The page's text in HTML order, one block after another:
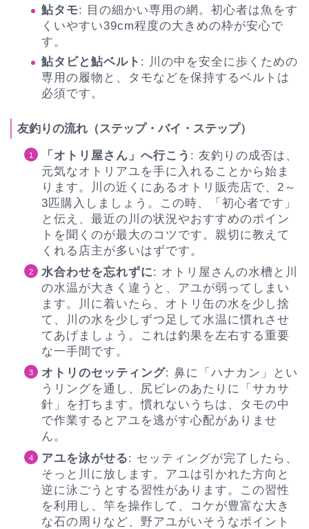
鮎タモ: 目の細かい専用の網。初心者は魚をす
くいやすい39cm程度の大きめの枠が安心で
す。
鮎タビと鮎ベルト : 川の中を安全に歩くための
専用の履物と、タモなどを保持するベルトは
必須です。
友釣りの流れ（ステップ・バイ・ステップ）
「オトリ屋さん」へ行こう : 友釣りの成否は、
元気なオトリアユを手に入れることから始ま
ります。川の近くにあるオトリ販売店で、2～
3匹購入しましょう。この時、「初心者です」
と伝え、最近の川の状況やおすすめのポイン
トを聞くのが最大のコツです。親切に教えて
くれる店主が多いはずです。
水合わせを忘れずに: オトリ屋さんの水槽と川
の水温が大きく違うと、アユが弱ってしまい
ます。川に着いたら、オトリ缶の水を少し捨
て、川の水を少しずつ足して水温に慣れさせ
てあげましょう。これは釣果を左右する重要
な一手間です。
オトリのセッティング: 鼻に「ハナカン」とい
うリングを通し、尻ビレのあたりに「サカサ
針」を打ちます。慣れないうちは、タモの中
で作業するとアユを逃がす心配がありませ
ん。
アユを泳がせる: セッティングが完了したら、
そっと川に放します。アユは引かれた方向と
逆に泳ごうとする習性があります。この習性
を利用し、竿を操作して、コケが豊富な大き
な石の周りなど、野アユがいそうなポイント